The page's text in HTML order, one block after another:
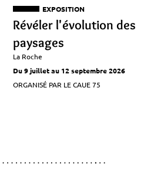
EXPOSITION
Révéler l'évolution des
paysages
La Roche
Du 9 juillet au 12 septembre 2026
ORGANISÉ PAR LE CAUE 75